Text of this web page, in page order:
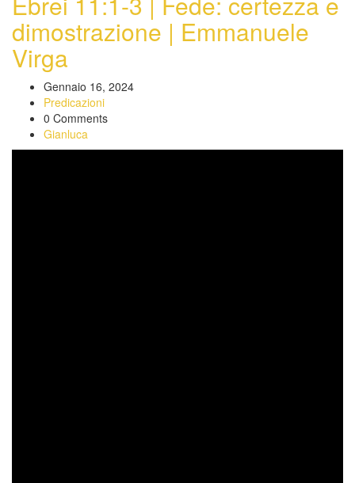
dimostrazione | Emmanuele
Virga
Gennaio 16, 2024
Predicazioni
0 Comments
Gianluca